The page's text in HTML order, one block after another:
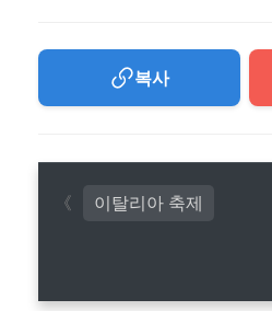
복사
이탈리아 축제